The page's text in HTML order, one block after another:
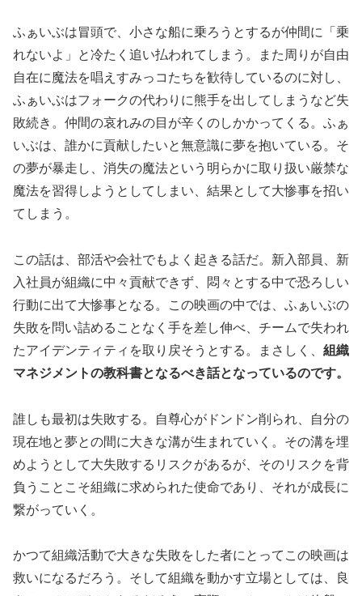
ふぁいぶは冒頭で、小さな船に乗ろうとするが仲間に「乗
れないよ」と冷たく追い払われてしまう。また周りが自由
自在に魔法を唱えすみっコたちを歓待しているのに対し、
ふぁいぶはフォークの代わりに熊手を出してしまうなど失
敗続き。仲間の哀れみの目が辛くのしかかってくる。ふぁ
いぶは、誰かに貢献したいと無意識に夢を抱いている。そ
の夢が暴走し、消失の魔法という明らかに取り扱い厳禁な
魔法を習得しようとしてしまい、結果として大惨事を招い
てしまう。
この話は、部活や会社でもよく起きる話だ。新入部員、新
入社員が組織に中々貢献できず、悶々とする中で恐ろしい
行動に出て大惨事となる。この映画の中では、ふぁいぶの
失敗を問い詰めることなく手を差し伸べ、チームで失われ
たアイデンティティを取り戻そうとする。まさしく、 組織
マネジメントの教科書となるべき話となっているのです。
誰しも最初は失敗する。自尊心がドンドン削られ、自分の
現在地と夢との間に大きな溝が生まれていく。その溝を埋
めようとして大失敗するリスクがあるが、そのリスクを背
負うことこそ組織に求められた使命であり、それが成長に
繋がっていく。
かつて組織活動で大きな失敗をした者にとってこの映画は
救いになるだろう。そして組織を動かす立場としては、良